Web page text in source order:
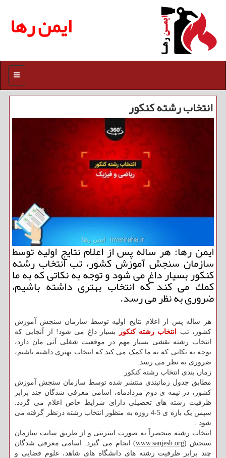
ایمن رها
منو
انتخاب رشته كنكور
ایمن رها: هر ساله پس از اعلام نتایج اولیه توسط
سازمان سنجش آموزش كشور، تب انتخاب رشته
كنكور بسیار داغ می شود و توجه به نكاتی كه به ما
كمك می كند كه انتخاب بهتری داشته باشیم،
ضروری به نظر می رسد.
هر ساله پس از اعلام نتایج اولیه توسط سازمان سنجش آموزش
کشور، تب
انتخاب رشته کنکور
بسیار داغ می شود! از آنجایی که
انتخاب رشته نقشی بسیار مهم در موقعیت شغلی آتی مان دارد،
توجه به نکاتی که به ما کمک می کند که انتخاب بهتری داشته باشیم،
ضروری به نظر می رسد.
زمان بندی انتخاب رشته کنکور
مطابق جدول زمانبندی منتشر شده توسط سازمان سنجش آموزش
کشور، در نیمه ی دوم مردادماه، اسامی معرفی شدگان چند برابر
ظرفیت رشته های تحصیلی دارای شرایط خاص اعلام می گردد.
سپس یک بازه ی 5-4 روزه به منظور انتخاب رشته درنظر گرفته می
شود .
انتخاب رشته منحصراً به صورت اینترنتی و از طریق سایت سازمان
سنجش (www.sanjesh.org) انجام می گیرد. اسامی معرفی شدگان
چند برابر ظرفیت رشته های دانشگاه های شاهد، علوم قضایی و